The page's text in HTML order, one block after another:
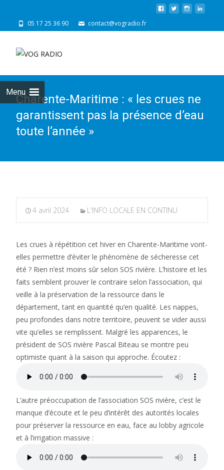
05 17 25 36 90 contact@vogradio.fr
Menu
Charente-Maritime : « les crues ne
garantissent pas la présence d’eau
toute l’année »
4 avril 2024 L'INFO LOCALE EN CONTINU
Les crues à répétition cet hiver en Charente-Maritime vont-
elles permettre d’éviter le phénomène de sécheresse cet
été ? Rien n’est moins sûr selon SOS rivière. L’histoire et les
faits semblent prouver le contraire selon l’association, qui
veille à la préservation de la ressource dans le
département, tant en quantité qu’en qualité. Les nappes,
peu profondes dans notre territoire, peuvent se vider aussi
vite qu’elles se remplissent. Malgré les apparences, le
président de SOS rivière Pascal Biteau se montre peu
optimiste quant à la saison qui approche. Écoutez :
L’autre préoccupation de l’association SOS rivière, c’est le
manque d’écoute et le peu d’intérêt des autorités locales
pour préserver la ressource en eau, face au lobby agricole
et à l’irrigation massive :